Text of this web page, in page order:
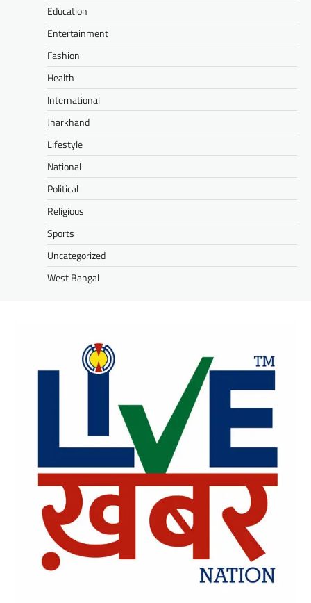
Education
Entertainment
Fashion
Health
International
Jharkhand
Lifestyle
National
Political
Religious
Sports
Uncategorized
West Bangal